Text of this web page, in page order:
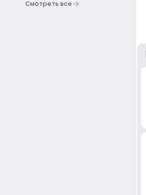
Смотреть все